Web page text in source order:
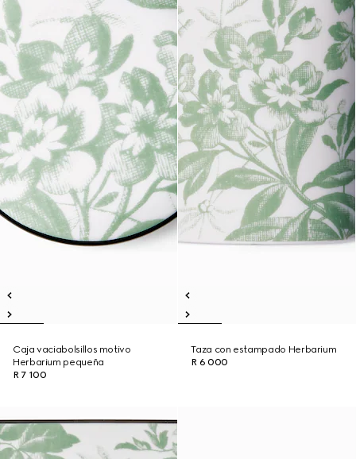
Caja vaciabolsillos motivo
Herbarium pequeña
R 7 100
Taza con estampado Herbarium
R 6 000